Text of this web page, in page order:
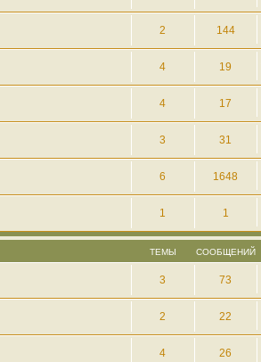
2 144
4 19
4 17
3 31
6 1648
1 1
ТЕМЫ СООБЩЕНИЙ
3 73
2 22
4 26